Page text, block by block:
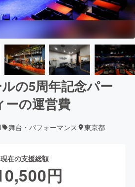
の5周年記念パー
ーの運営費
舞台・パフォーマンス 東京都
現在の支援総額
円